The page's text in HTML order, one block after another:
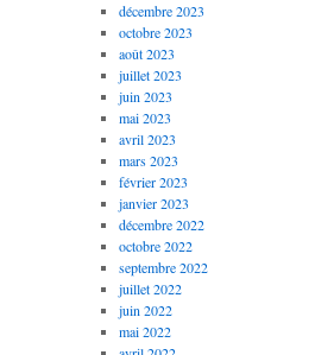
décembre 2023
octobre 2023
août 2023
juillet 2023
juin 2023
mai 2023
avril 2023
mars 2023
février 2023
janvier 2023
décembre 2022
octobre 2022
septembre 2022
juillet 2022
juin 2022
mai 2022